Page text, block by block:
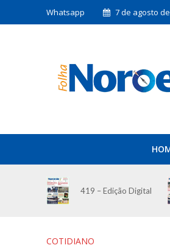
Whatsapp 7 de agosto
419 – Edição Digital
COTIDIANO